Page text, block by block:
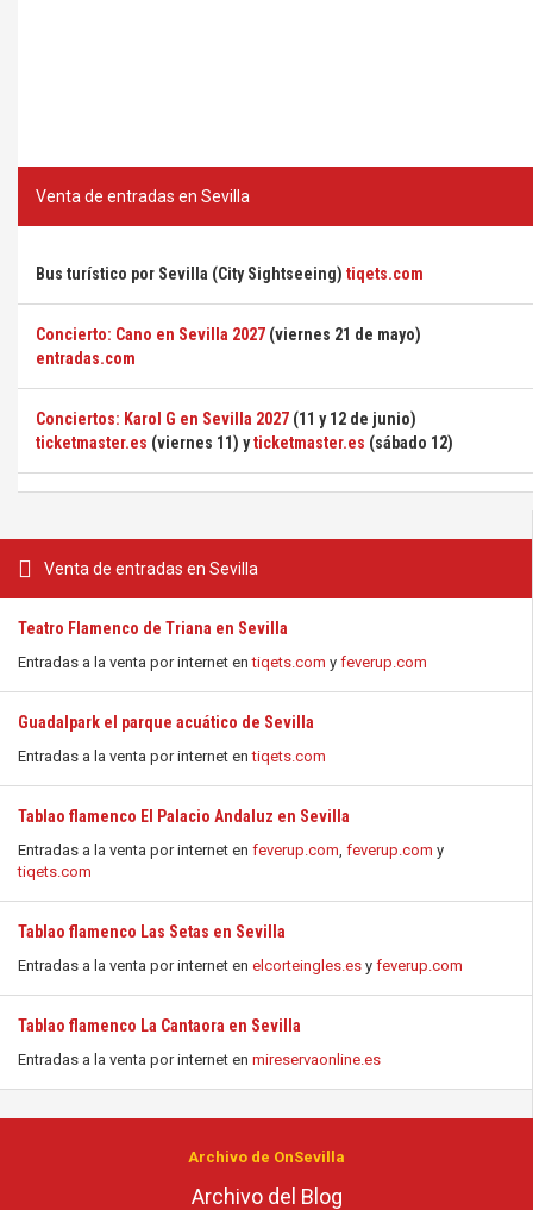
Venta de entradas en Sevilla
Teatro Flamenco de Triana en Sevilla
Entradas a la venta por internet entiqets.com y feverup.com
Guadalpark el parque acuático de Sevilla
Entradas a la venta por internet entiqets.com
Tablao flamenco El Palacio Andaluz en Sevilla
Entradas a la venta por internet en feverup.com, feverup.com y
tiqets.com
Tablao flamenco Las Setas en Sevilla
Entradas a la venta por internet en elcorteingles.es y feverup.com
Tablao flamenco La Cantaora en Sevilla
Entradas a la venta por internet en mireservaonline.es
Venta de entradas en Sevilla
Bus turístico por Sevilla (City Sightseeing) tiqets.com
Concierto: Cano en Sevilla 2027 (viernes 21 de mayo)
entradas.com
Conciertos: Karol G en Sevilla 2027 (11 y 12 de junio)
ticketmaster.es (viernes 11) yticketmaster.es (sábado 12)
Archivo de OnSevilla
Archivo del Blog